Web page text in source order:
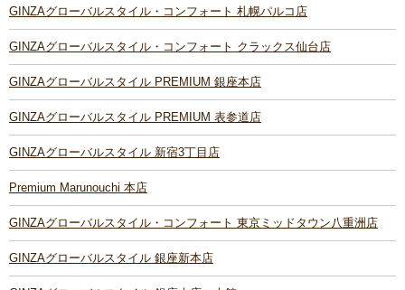
GINZAグローバルスタイル・コンフォート 札幌パルコ店
GINZAグローバルスタイル・コンフォート クラックス仙台店
GINZAグローバルスタイル PREMIUM 銀座本店
GINZAグローバルスタイル PREMIUM 表参道店
GINZAグローバルスタイル 新宿3丁目店
Premium Marunouchi 本店
GINZAグローバルスタイル・コンフォート 東京ミッドタウン八重洲店
GINZAグローバルスタイル 銀座新本店